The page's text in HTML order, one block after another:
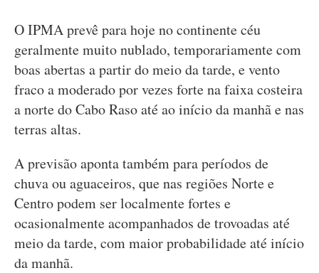
O IPMA prevê para hoje no continente céu
geralmente muito nublado, temporariamente com
boas abertas a partir do meio da tarde, e vento
fraco a moderado por vezes forte na faixa costeira
a norte do Cabo Raso até ao início da manhã e nas
terras altas.
A previsão aponta também para períodos de
chuva ou aguaceiros, que nas regiões Norte e
Centro podem ser localmente fortes e
ocasionalmente acompanhados de trovoadas até
meio da tarde, com maior probabilidade até início
da manhã.